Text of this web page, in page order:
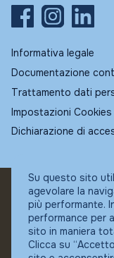
Informativa legale
Documentazione
Trattamento dati
Impostazioni Cookies
Dichiarazione di
© Fundstore
Collocatore
Banca Ifigest SpA
P.Iva: 04337180485
Su questo sito
agevolare la
più performante.
performance per
sito in maniera
Clicca su